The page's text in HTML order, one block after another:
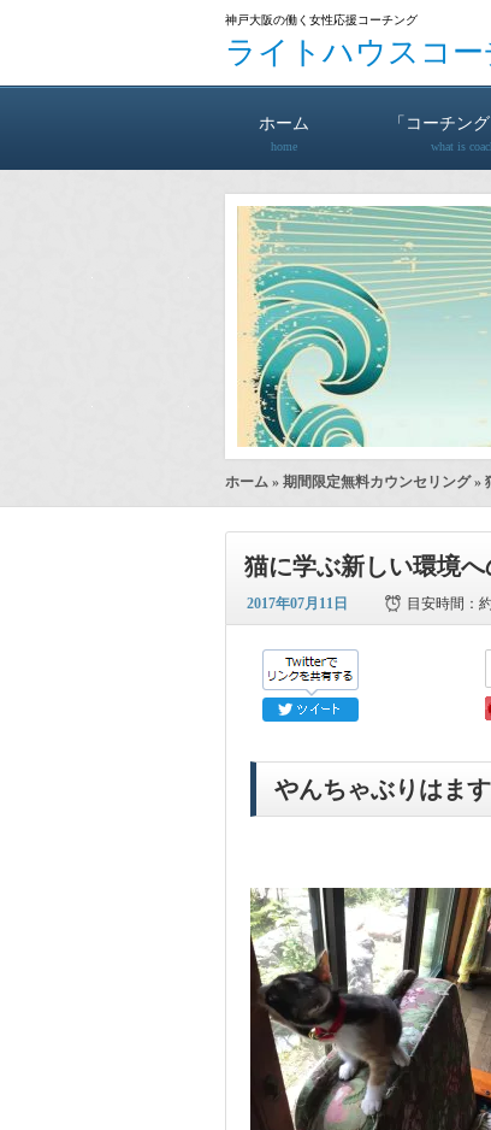
神戸大阪の働く女性応援コーチング
ライトハウスコ
ホーム
home
「コーチン
what is
ホーム » 期間限定無料カウンセリング»
猫に学ぶ新しい環境
2017年07月11日 目安時間：
やんちゃぶりはます